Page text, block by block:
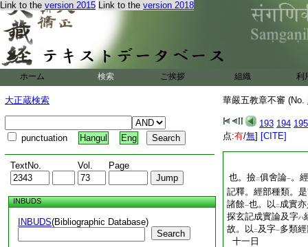
Link to the version 2015 Link to the version 2018
ホーム 検索 ご挨拶 組織 利
大正蔵検索
punctuation Hangul Eng
TextNo. Vol. Page
INBUDS
INBUDS(Bibliographic Database)
Search
華嚴五教章不審 (No.
193 194 195
点:有/無] [CITE]
也。撿二俱舍論一。
記釋。經部種類。
諸餘一也。以 二 成實
探玄記成實論及字ハ
故。以 二 及字一多類
十一日